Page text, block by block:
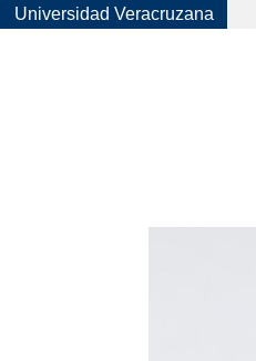
Universidad Veracruzana